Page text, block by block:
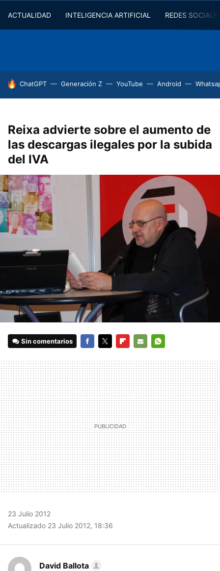
ACTUALIDAD INTELIGENCIA ARTIFICIAL REDES
HOY SE HABLA DE
ChatGPT Generación Z YouTube Android
Reixa advierte sobre el aumento de
las descargas ilegales por la subida
del IVA
Sin comentarios
MAIL
23 Julio 2012
Actualizado 23 Julio 2012, 18:36
David Ballota